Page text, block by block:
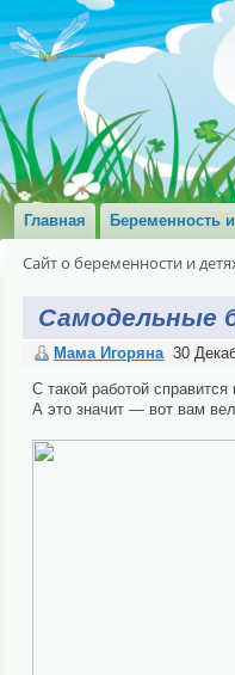
Главная Беременность
Сайт о беременности и
Самодельные
Мама Игоряна 30
С такой работой справится
А это значит — вот вам